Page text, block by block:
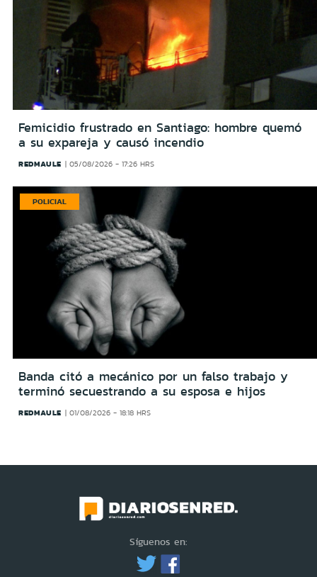
Femicidio frustrado en Santiago: hombre quemó
a su expareja y causó incendio
REDMAULE 05/08/2026 - 17:26 HRS
POLICIAL
Banda citó a mecánico por un falso trabajo y
terminó secuestrando a su esposa e hijos
REDMAULE 01/08/2026 - 18:18 HRS
Síguenos en: